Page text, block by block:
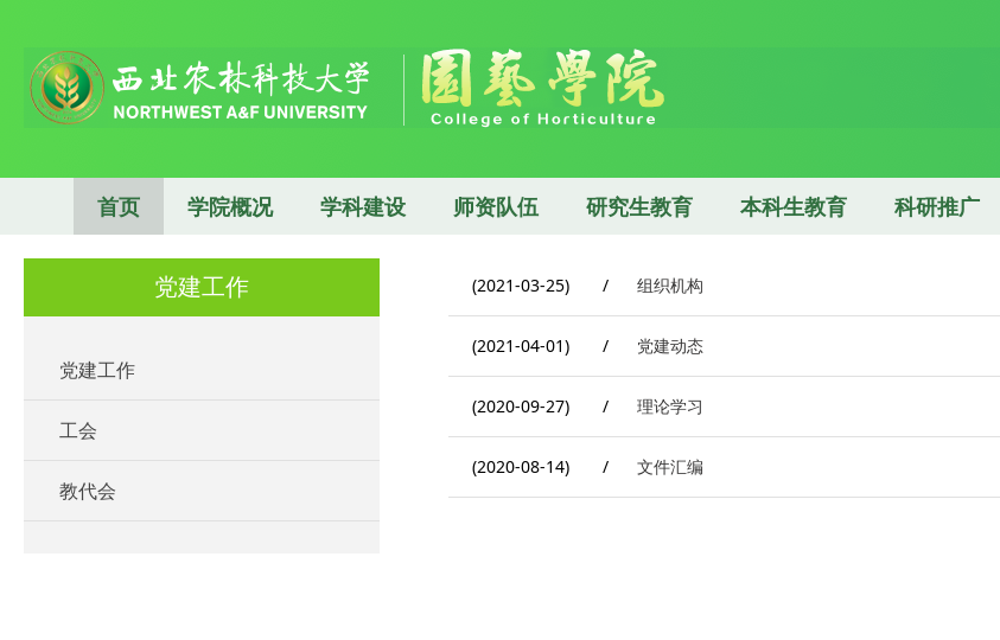
首页 学院概况 学科建设 师资队伍 研究生教育 本科生教育 科研推广
党建工作
党建工作
工会
教代会
(2021-03-25) / 组织机构
(2021-04-01) / 党建动态
(2020-09-27) / 理论学习
(2020-08-14) / 文件汇编